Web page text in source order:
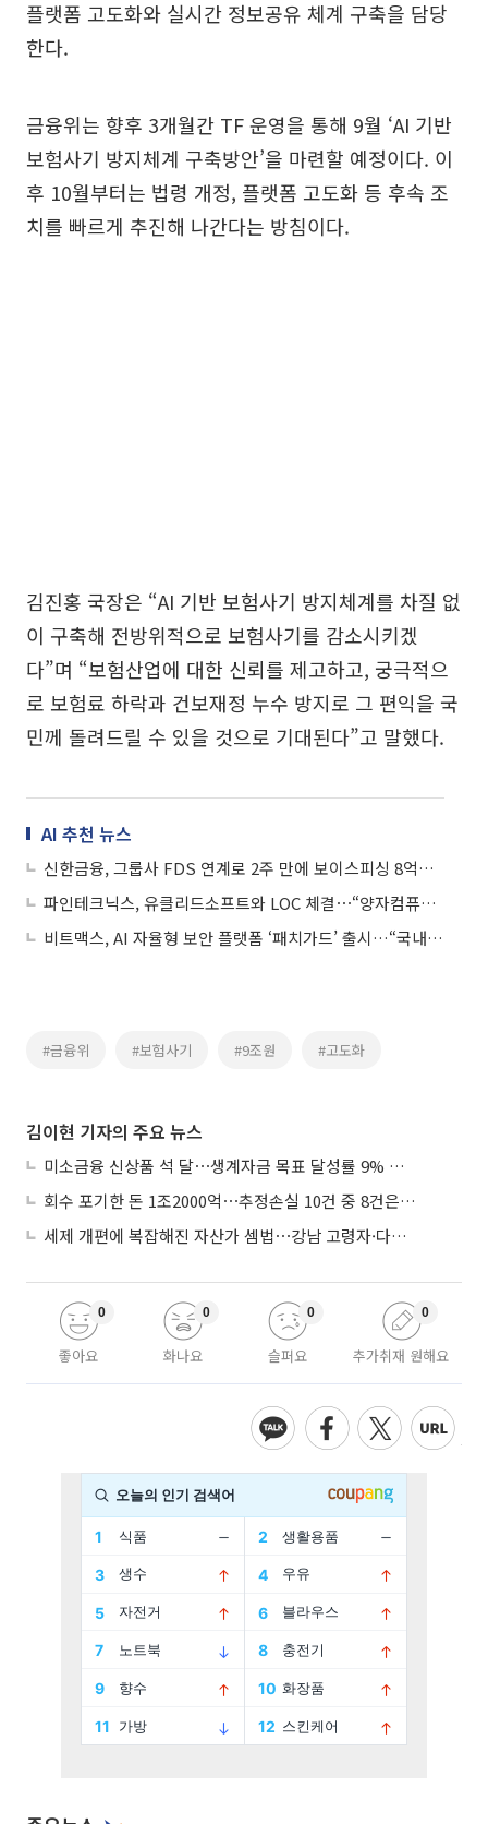
플랫폼 고도화와 실시간 정보공유 체계 구축을 담당
한다.
금융위는 향후 3개월간 TF 운영을 통해 9월 ‘AI 기반
보험사기 방지체계 구축방안’을 마련할 예정이다. 이
후 10월부터는 법령 개정, 플랫폼 고도화 등 후속 조
치를 빠르게 추진해 나간다는 방침이다.
김진홍 국장은 “AI 기반 보험사기 방지체계를 차질 없
이 구축해 전방위적으로 보험사기를 감소시키겠
다”며 “보험산업에 대한 신뢰를 제고하고, 궁극적으
로 보험료 하락과 건보재정 누수 방지로 그 편익을 국
민께 돌려드릴 수 있을 것으로 기대된다”고 말했다.
AI 추천 뉴스
신한금융, 그룹사 FDS 연계로 2주 만에 보이스피싱 8억원 막았다
파인테크닉스, 유클리드소프트와 LOC 체결⋯“양자컴퓨팅 확산 대응 차세대 보안사업 투자”
비트맥스, AI 자율형 보안 플랫폼 ‘패치가드’ 출시…“국내 주요 웹사이트 93% 해킹 취약점”
#금융위 #보험사기 #9조원 #고도화
김이현 기자의 주요 뉴스
미소금융 신상품 석 달⋯생계자금 목표 달성률 9% 그쳐
회수 포기한 돈 1조2000억⋯추정손실 10건 중 8건은 기업대출
세제 개편에 복잡해진 자산가 셈법⋯강남 고령자·다주택자 ‘자산재편 고심’
좋아요
0
화나요
0
슬퍼요
0
추가취재 원해요
0